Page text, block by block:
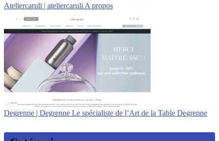
Atelier­caru­li | atelier­caru­li A propos
Degrenne | Degrenne Le spécialiste de l’Art de la Table Degrenne